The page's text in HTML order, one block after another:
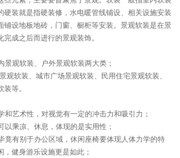
硬装就是指硬装修，水电暖管线铺设、相关设施安装
铺设地板地砖，门窗、橱柜等安装。景观软装是在景
成之后而进行的景观装饰。
观软装、户外景观软装两大类；
软装、城市广场景观软装、民用住宅景观软装、
等。
艺术性，对视觉有一定的冲击力和吸引力；
乘凉、休息，体现的是实用性；
有别于办公区域，休闲座椅要体现人体力学的特
健身游乐设施更是如此；